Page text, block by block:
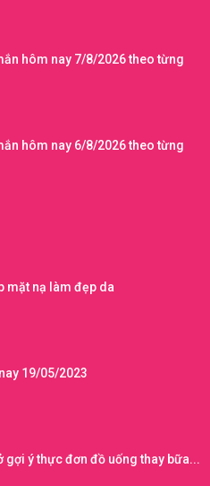
hôm nay 7/8/2026 theo từng
hôm nay 6/8/2026 theo từng
mặt nạ làm đẹp da
19/05/2023
gợi ý thực đơn đồ uống thay bữa...